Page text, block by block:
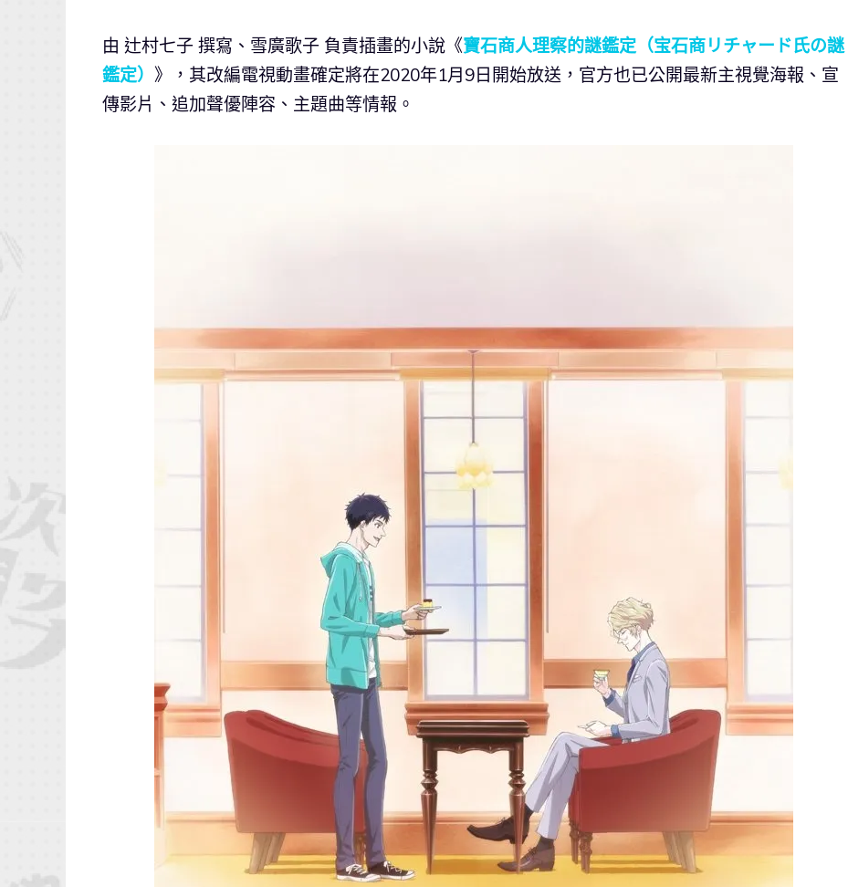
由 辻村七子 撰寫、雪廣歌子 負責插畫的小說《寶石商人理察的謎鑑定（宝石商リチャード氏の謎
鑑定） 》，其改編電視動畫確定將在2020年1月9日開始放送，官方也已公開最新主視覺海報、宣
傳影片、追加聲優陣容、主題曲等情報。